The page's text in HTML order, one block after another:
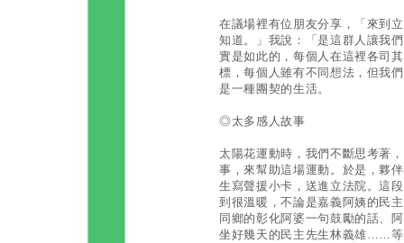
在議場裡有位朋友分享，「來到
知道。」我說：「是這群人讓我
實是如此的，每個人在這裡各司
標，每個人雖有不同想法，但我
是一種團契的生活。
◎太多感人故事
太陽花運動時，我們不斷思考著
事，來幫助這場運動。於是，夥
生寫聲援小卡，送進立法院。這
到很溫暖，不論是嘉義阿姨的民
同鄉的彰化阿婆一句鼓勵的話、
坐好幾天的民主先生林義雄……